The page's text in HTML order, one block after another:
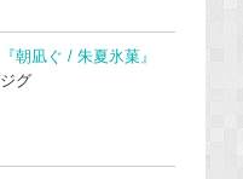
『朝凪ぐ / 朱夏氷菓』
ジグ